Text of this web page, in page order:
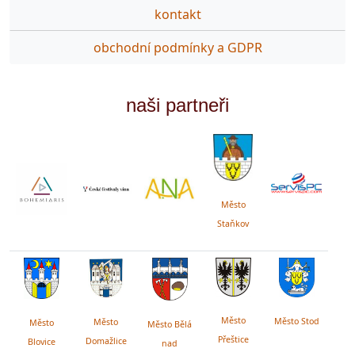
kontakt
obchodní podmínky a GDPR
naši partneři
Město
Staňkov
Město
Blovice
Město
Domažlice
Město Bělá
nad
Město
Přeštice
Město Stod